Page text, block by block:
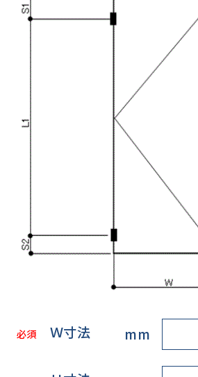
必須 Ｗ寸法 mm